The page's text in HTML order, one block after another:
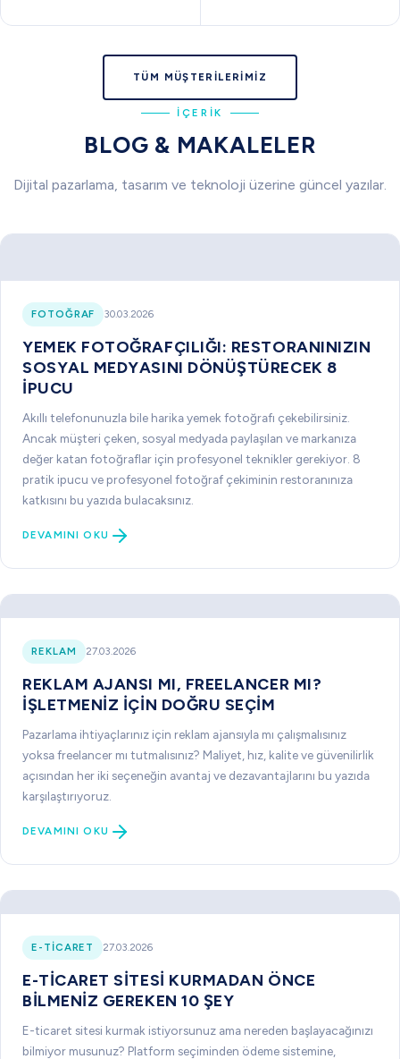
TÜM MÜŞTERILERIMIZ
İÇERIK
BLOG & MAKALELER
Dijital pazarlama, tasarım ve teknoloji üzerine güncel yazılar.
FOTOĞRAF 30.03.2026
YEMEK FOTOĞRAFÇILIĞI: RESTORANINIZIN
SOSYAL MEDYASINI DÖNÜŞTÜRECEK 8
İPUCU
Akıllı telefonunuzla bile harika yemek fotoğrafı çekebilirsiniz.
Ancak müşteri çeken, sosyal medyada paylaşılan ve markanıza
değer katan fotoğraflar için profesyonel teknikler gerekiyor. 8
pratik ipucu ve profesyonel fotoğraf çekiminin restoranınıza
katkısını bu yazıda bulacaksınız.
DEVAMINI OKU
REKLAM 27.03.2026
REKLAM AJANSI MI, FREELANCER MI?
İŞLETMENIZ İÇIN DOĞRU SEÇIM
Pazarlama ihtiyaçlarınız için reklam ajansıyla mı çalışmalısınız
yoksa freelancer mı tutmalısınız? Maliyet, hız, kalite ve güvenilirlik
açısından her iki seçeneğin avantaj ve dezavantajlarını bu yazıda
karşılaştırıyoruz.
DEVAMINI OKU
E-TICARET 27.03.2026
E-TICARET SITESI KURMADAN ÖNCE
BILMENIZ GEREKEN 10 ŞEY
E-ticaret sitesi kurmak istiyorsunuz ama nereden başlayacağınızı
bilmiyor musunuz? Platform seçiminden ödeme sistemine,